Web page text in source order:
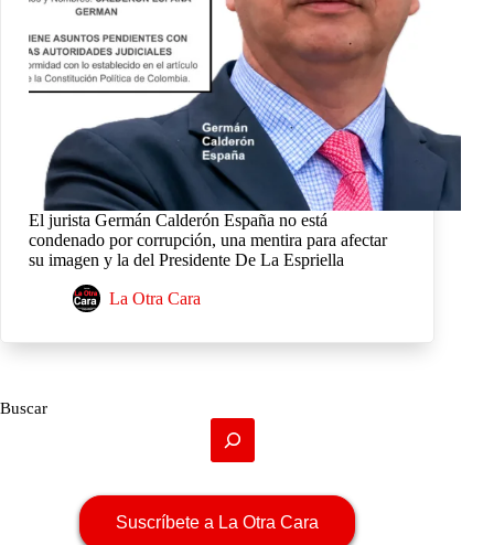
El jurista Germán Calderón España no está
condenado por corrupción, una mentira para afectar
su imagen y la del Presidente De La Espriella
La Otra Cara
Buscar
Suscríbete a La Otra Cara